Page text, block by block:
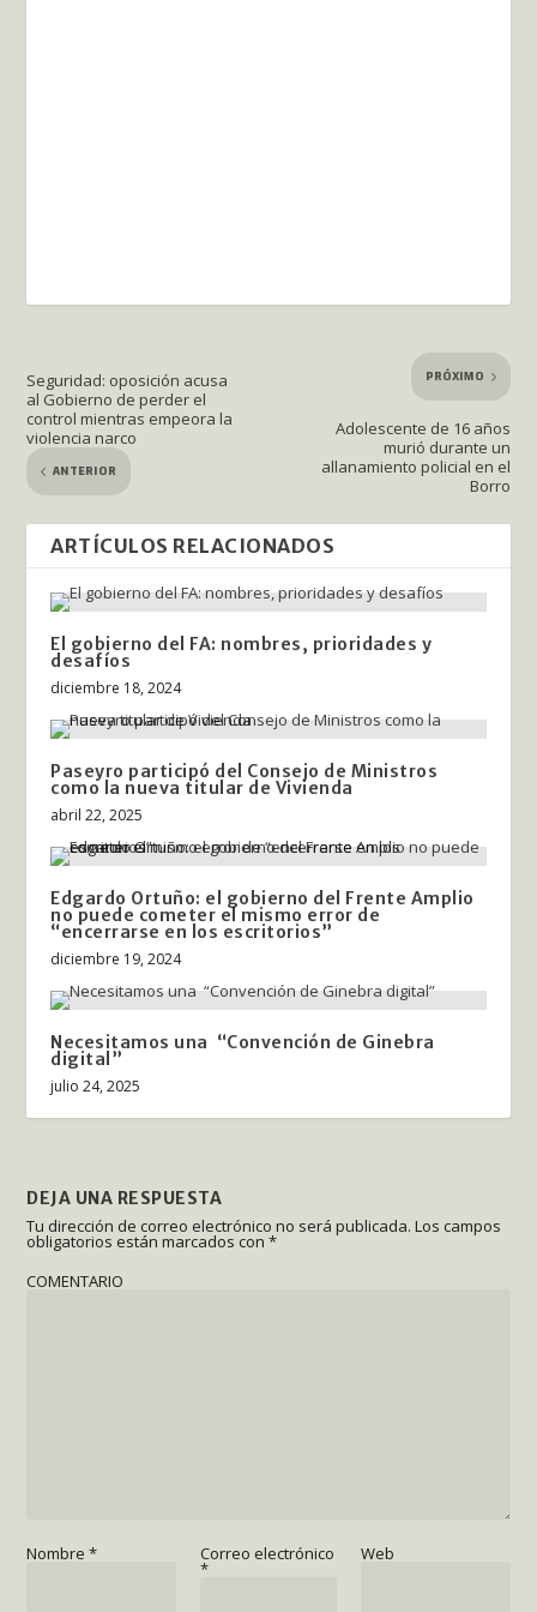
Seguridad: oposición acusa
al Gobierno de perder el
control mientras empeora la
violencia narco
ANTERIOR
PRÓXIMO
Adolescente de 16 años
murió durante un
allanamiento policial en el
Borro
ARTÍCULOS RELACIONADOS
El gobierno del FA: nombres, prioridades y
desafíos
diciembre 18, 2024
Paseyro participó del Consejo de Ministros
como la nueva titular de Vivienda
abril 22, 2025
Edgardo Ortuño: el gobierno del Frente Amplio
no puede cometer el mismo error de
“encerrarse en los escritorios”
diciembre 19, 2024
Necesitamos una “Convención de Ginebra
digital”
julio 24, 2025
DEJA UNA RESPUESTA
Tu dirección de correo electrónico no será publicada. Los campos
obligatorios están marcados con*
COMENTARIO
Nombre* Correo electrónico
*
Web